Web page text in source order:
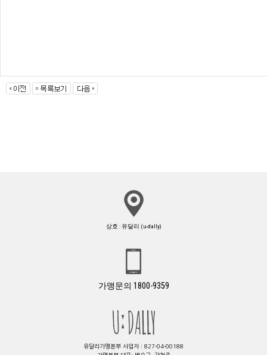
상호 : 유달리 (u-dally)
가맹문의 1800-9359
유달리가맹본부 사업자 : 827-04-00188